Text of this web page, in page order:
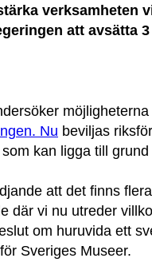
verksamheten
att avsätta
Nu beviljas
kan ligga till
att det finns
där vi nu utreder
om huruvida ett
Sveriges Museer.